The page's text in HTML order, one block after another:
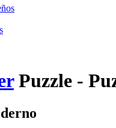
Puzzle -